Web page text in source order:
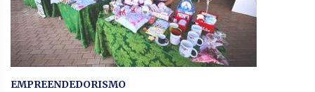
EMPREENDEDORISMO